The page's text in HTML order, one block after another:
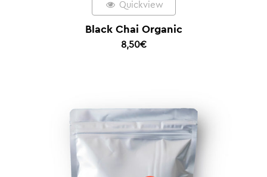
Quickview
Black Chai Organic
8,50€